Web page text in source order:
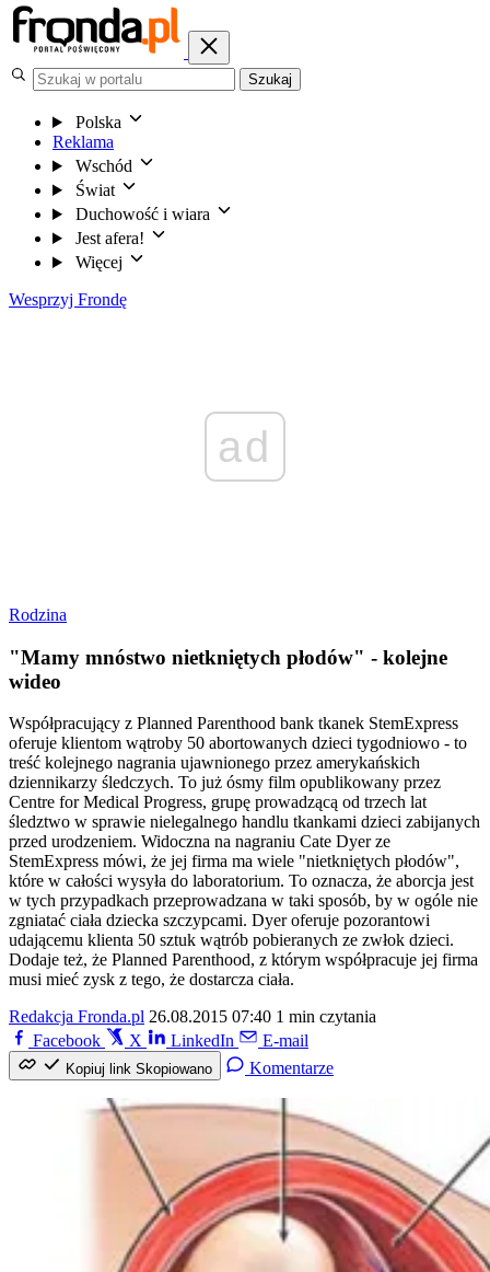
Szukaj
Polska
Reklama
Wschód
Świat
Duchowość i wiara
Jest afera!
Więcej
Wesprzyj Frondę
ad
Rodzina
"Mamy mnóstwo nietkniętych płodów" - kolejne
wideo
Współpracujący z Planned Parenthood bank tkanek StemExpress
oferuje klientom wątroby 50 abortowanych dzieci tygodniowo - to
treść kolejnego nagrania ujawnionego przez amerykańskich
dziennikarzy śledczych. To już ósmy film opublikowany przez
Centre for Medical Progress, grupę prowadzącą od trzech lat
śledztwo w sprawie nielegalnego handlu tkankami dzieci zabijanych
przed urodzeniem. Widoczna na nagraniu Cate Dyer ze
StemExpress mówi, że jej firma ma wiele "nietkniętych płodów",
które w całości wysyła do laboratorium. To oznacza, że aborcja jest
w tych przypadkach przeprowadzana w taki sposób, by w ogóle nie
zgniatać ciała dziecka szczypcami. Dyer oferuje pozorantowi
udającemu klienta 50 sztuk wątrób pobieranych ze zwłok dzieci.
Dodaje też, że Planned Parenthood, z którym współpracuje jej firma
musi mieć zysk z tego, że dostarcza ciała.
Redakcja Fronda.pl 26.08.2015 07:40 1 min czytania
Facebook
X LinkedIn E-mail
Kopiuj link Skopiowano Komentarze